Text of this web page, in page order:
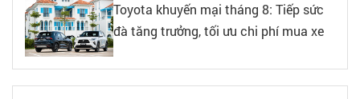
Toyota khuyến mại tháng 8: Tiếp sức
đà tăng trưởng, tối ưu chi phí mua xe